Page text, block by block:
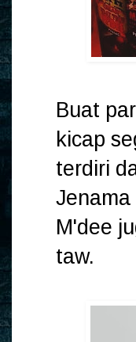
Buat
kicap
terdiri
M'dee
taw.